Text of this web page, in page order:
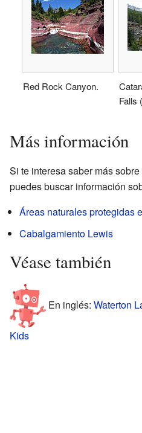
Red Rock Canyon.
Falls
Más información
Si te interesa saber más
puedes buscar información
Áreas naturales protegidas
Cabalgamiento Lewis
Véase también
En inglés: Waterton
Kids